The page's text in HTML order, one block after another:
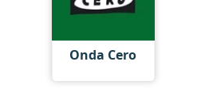
Onda Cero